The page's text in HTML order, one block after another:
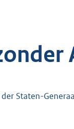
Staten-